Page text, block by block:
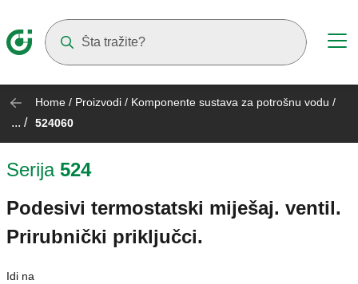
Home / Proizvodi / Komponente sustava za potrošnu vodu /
... / 524060
Serija 524
Podesivi termostatski miješaj. ventil.
Prirubnički priključci.
Idi na